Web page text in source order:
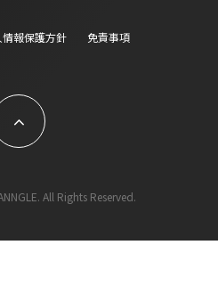
情報保護方針 免責事項
All Rights Reserved.